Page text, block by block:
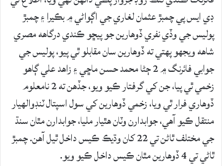
ڊي ايس پي چمبڙ عثمان لغاري جي اڳواڻي ۾ بڪيرا ۽ چمبڙ
پوليس جي وڏي نفري ڏوهارين جو پيڇو ڪندي درگاھه مصري
شاهه ويجهو پهتي ته ڏوهارين سان مقابلو ٿي پيو، پوليس جي
جوابي فائرنگ ۾ 2 ڄڻا محمد حسن ماڇي ۽ زاھد علي ڳاھو
زخمي ٿي پيا، جن کي گرفتار ڪيو ويو، جڏهن ته 2 نامعلوم
ڏوهاري فرار ٿي ويا، زخمي ڏوھارين کي سول اسپتال ٽنڊوالھيار
منتقل ڪيو آهي، جوابدارن وٽان هٿيار مليا، جوابدارن مٿان سنڌ
جي مختلف ٿاڻن تي 22 کان وڌيڪ ڪيس داخل ٿيل آھن. چمبڙ
ٿاڻي تي 4 ڏوهارين مٿان ڪيس داخل ڪيو ويو.